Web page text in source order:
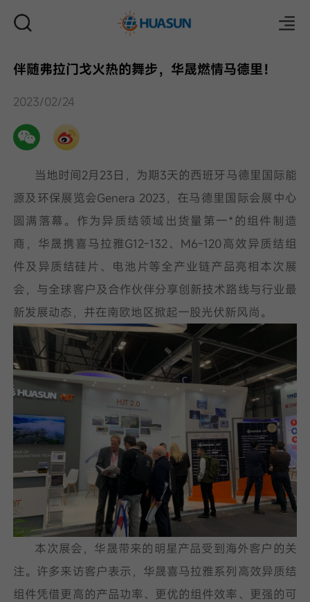
我已阅读并同意
隐私政策
伴随弗拉门戈火热的舞步，华晟燃情马德里！
2023/02/24
当地时间2月23日，为期3天的西班牙马德里国际能
源及环保展览会Genera 2023，在马德里国际会展中心
圆满落幕。作为异质结领域出货量第一*的组件制造
商，华晟携喜马拉雅G12-132、M6-120高效异质结组
件及异质结硅片、电池片等全产业链产品亮相本次展
会，与全球客户及合作伙伴分享创新技术路线与行业最
新发展动态，并在南欧地区掀起一股光伏新风尚。
本次展会，华晟带来的明星产品受到海外客户的关
注。许多来访客户表示，华晟喜马拉雅系列高效异质结
组件凭借更高的产品功率、更优的组件效率、更强的可